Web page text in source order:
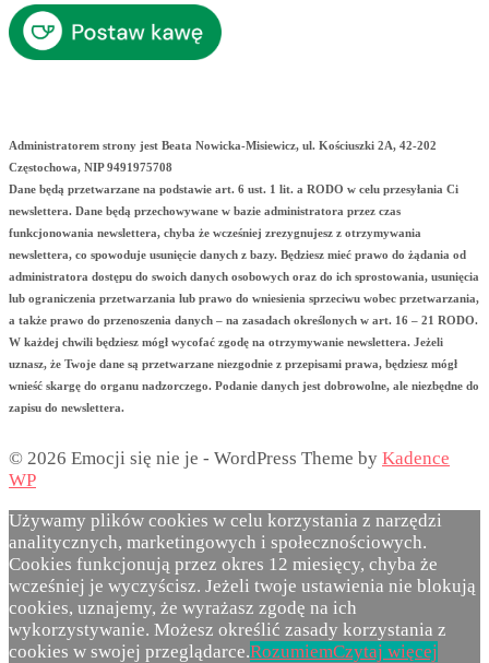
Administratorem strony jest Beata Nowicka-Misiewicz, ul. Kościuszki 2A, 42-202
Częstochowa, NIP 9491975708
Dane będą przetwarzane na podstawie art. 6 ust. 1 lit. a RODO w celu przesyłania Ci
newslettera. Dane będą przechowywane w bazie administratora przez czas
funkcjonowania newslettera, chyba że wcześniej zrezygnujesz z otrzymywania
newslettera, co spowoduje usunięcie danych z bazy. Będziesz mieć prawo do żądania od
administratora dostępu do swoich danych osobowych oraz do ich sprostowania, usunięcia
lub ograniczenia przetwarzania lub prawo do wniesienia sprzeciwu wobec przetwarzania,
a także prawo do przenoszenia danych – na zasadach określonych w art. 16 – 21 RODO.
W każdej chwili będziesz mógł wycofać zgodę na otrzymywanie newslettera. Jeżeli
uznasz, że Twoje dane są przetwarzane niezgodnie z przepisami prawa, będziesz mógł
wnieść skargę do organu nadzorczego. Podanie danych jest dobrowolne, ale niezbędne do
zapisu do newslettera.
© 2026 Emocji się nie je - WordPress Theme by Kadence
WP
Używamy plików cookies w celu korzystania z narzędzi
analitycznych, marketingowych i społecznościowych.
Cookies funkcjonują przez okres 12 miesięcy, chyba że
wcześniej je wyczyścisz. Jeżeli twoje ustawienia nie blokują
cookies, uznajemy, że wyrażasz zgodę na ich
wykorzystywanie. Możesz określić zasady korzystania z
cookies w swojej przeglądarce.RozumiemCzytaj więcej